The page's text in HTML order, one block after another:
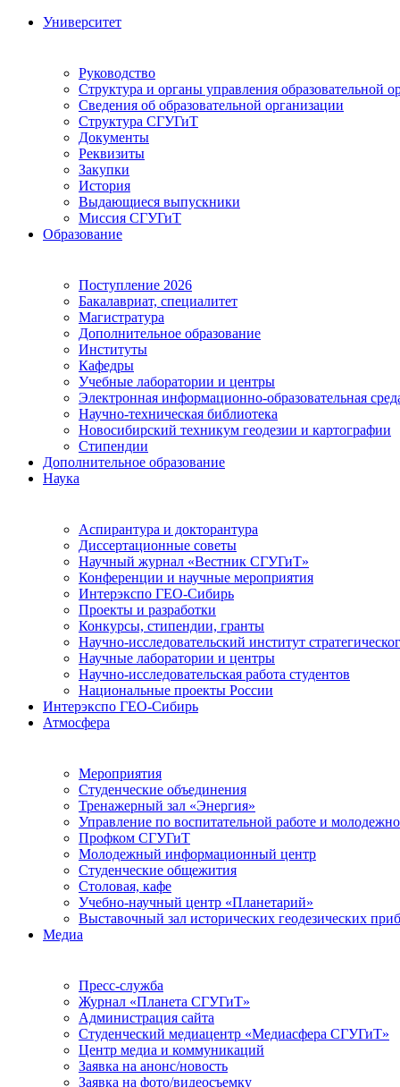
Университет
Руководство
Структура и органы управления образовательной
Сведения об образовательной организации
Структура СГУГиТ
Документы
Реквизиты
Закупки
История
Выдающиеся выпускники
Миссия СГУГиТ
Образование
Поступление 2026
Бакалавриат, специалитет
Магистратура
Дополнительное образование
Институты
Кафедры
Учебные лаборатории и центры
Электронная информационно-образовательная
Научно-техническая библиотека
Новосибирский техникум геодезии и картографии
Стипендии
Дополнительное образование
Наука
Аспирантура и докторантура
Диссертационные советы
Научный журнал «Вестник СГУГиТ»
Конференции и научные мероприятия
Интерэкспо ГЕО-Сибирь
Проекты и разработки
Конкурсы, стипендии, гранты
Научно-исследовательский институт
Научные лаборатории и центры
Научно-исследовательская работа студентов
Национальные проекты России
Интерэкспо ГЕО-Сибирь
Атмосфера
Мероприятия
Студенческие объединения
Тренажерный зал «Энергия»
Управление по воспитательной работе и
Профком СГУГиТ
Молодежный информационный центр
Студенческие общежития
Столовая, кафе
Учебно-научный центр «Планетарий»
Выставочный зал исторических геодезических
Медиа
Пресс-служба
Журнал «Планета СГУГиТ»
Администрация сайта
Студенческий медиацентр «Медиасфера СГУГиТ»
Центр медиа и коммуникаций
Заявка на анонс/новость
Заявка на фото/видеосъемку